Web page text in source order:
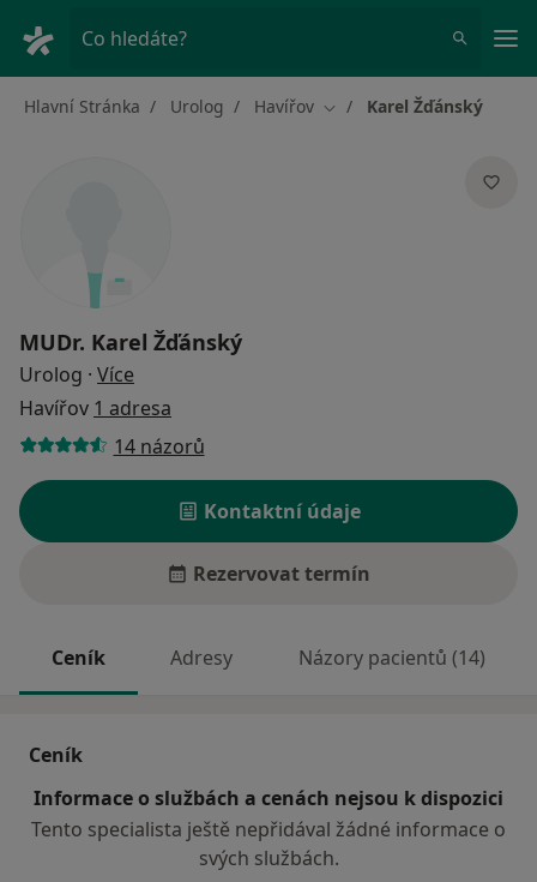
Co hledáte?
Hlavní Stránka Urolog Havířov Změna města
Karel Žďánský
MUDr. Karel Žďánský
Urolog · Více
Havířov 1 adresa
14 názorů
Kontaktní údaje
Rezervovat termín
Ceník Adresy Názory pacientů (14)
Ceník
Informace o službách a cenách nejsou k dispozici
Tento specialista ještě nepřidával žádné informace o
svých službách.